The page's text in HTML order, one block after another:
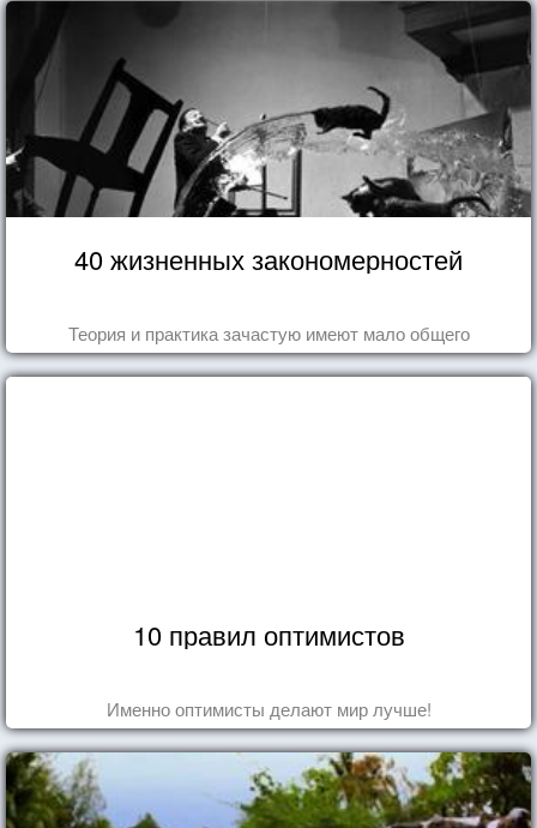
40 жизненных закономерностей
Теория и практика зачастую имеют мало общего
10 правил оптимистов
Именно оптимисты делают мир лучше!